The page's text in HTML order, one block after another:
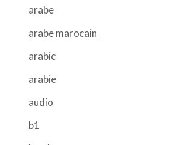
arabe
arabe marocain
arabic
arabie
audio
b1